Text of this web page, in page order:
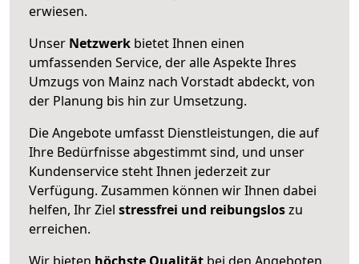
erwiesen.
Unser Netzwerk bietet Ihnen einen
umfassenden Service, der alle Aspekte Ihres
Umzugs von Mainz nach Vorstadt abdeckt, von
der Planung bis hin zur Umsetzung.
Die Angebote umfasst Dienstleistungen, die auf
Ihre Bedürfnisse abgestimmt sind, und unser
Kundenservice steht Ihnen jederzeit zur
Verfügung. Zusammen können wir Ihnen dabei
helfen, Ihr Ziel stressfrei und reibungsloszu
erreichen.